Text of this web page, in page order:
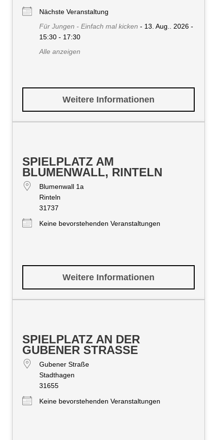
Nächste Veranstaltung
Für Jungen - Einfach mal kicken - 13. Aug.. 2026 -
15:30 - 17:30
Alle anzeigen
Weitere Informationen
SPIELPLATZ AM
BLUMENWALL, RINTELN
Blumenwall 1a
Rinteln
31737
Keine bevorstehenden Veranstaltungen
Weitere Informationen
SPIELPLATZ AN DER
GUBENER STRASSE
Gubener Straße
Stadthagen
31655
Keine bevorstehenden Veranstaltungen